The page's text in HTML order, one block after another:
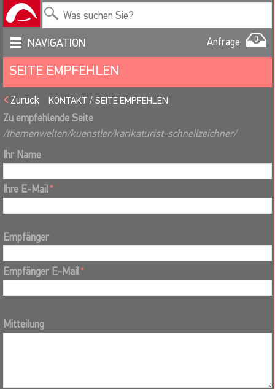
NAVIGATION Anfrage 0
SEITE EMPFEHLEN
Zurück KONTAKT SEITE EMPFEHLEN
Zu empfehlende Seite
/themenwelten/kuenstler/karikaturist-schnellzeichner/
Ihr Name
Ihre E-Mail*
Empfänger
Empfänger E-Mail*
Mitteilung